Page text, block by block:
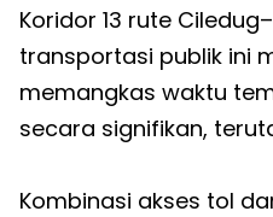
Koridor 13 rute
transportasi publik ini
memangkas waktu
secara signifikan,
Kombinasi akses tol